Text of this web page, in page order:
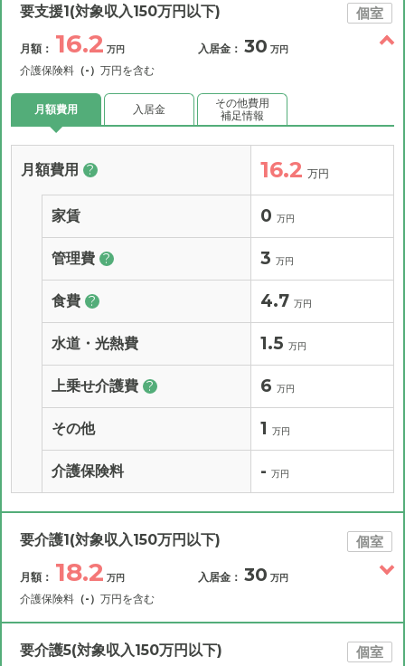
要支援1(対象収入150万円以下) 個室
月額： 16.2 万円
介護保険料 （-） 万円を含む
入居金： 30 万円
月額費用 入居金
その他費用
補足情報
月額費用 ? 16.2 万円
家賃 0 万円
管理費 ? 3 万円
食費 ? 4.7 万円
水道・光熱費 1.5 万円
上乗せ介護費 ? 6 万円
その他 1 万円
介護保険料 - 万円
要介護1(対象収入150万円以下) 個室
月額： 18.2 万円
介護保険料 （-） 万円を含む
入居金： 30 万円
要介護5(対象収入150万円以下) 個室